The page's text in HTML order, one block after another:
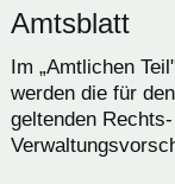
Amtsblatt
Im „Amtlichen
werden die für
geltenden